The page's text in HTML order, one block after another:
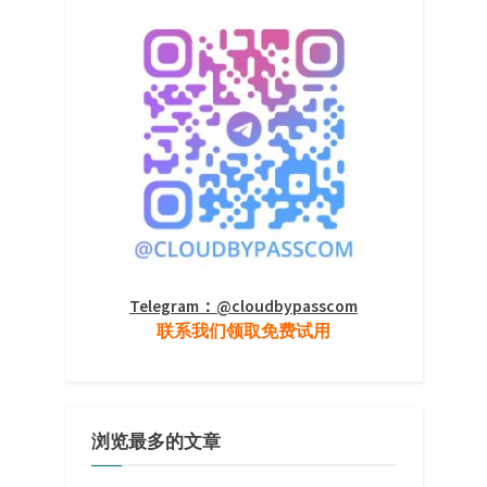
Telegram：@cloudbypasscom
联系我们领取免费试用
浏览最多的文章